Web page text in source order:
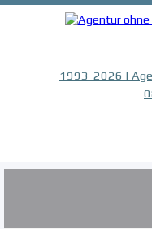
Direkt zum Seiteninhalt
1993-2026 |